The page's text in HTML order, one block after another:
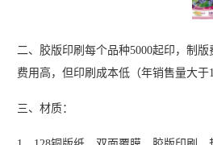
二、胶版印刷每个品种5000起印，制
费用高，但印刷成本低（年销售量大于
三、材质：